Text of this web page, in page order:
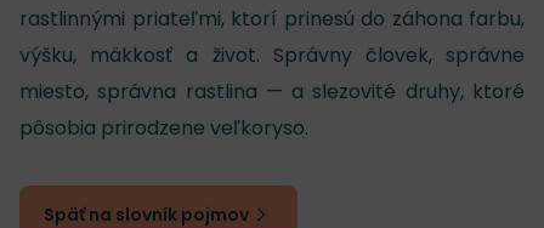
rastlinnými priateľmi, ktorí prinesú do záhona farbu,
výšku, mäkkosť a život. Správny človek, správne
miesto, správna rastlina — a slezovité druhy, ktoré
pôsobia prirodzene veľkoryso.
Späť na slovník pojmov